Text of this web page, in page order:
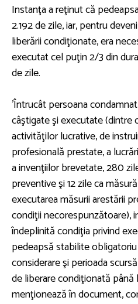
Instanţa a reţinut că
2.192 de zile, iar, pentru
liberării condiţionate, era
executat cel puţin 2/3 din
de zile.
'Întrucât persoana
câştigate şi executate (dintre
activităţilor lucrative, de
profesională prestate, a
a invenţiilor brevetate, 280
preventive şi 12 zile ca
executarea măsurii arestării
condiţii necorespunzătoare),
îndeplinită condiţia privind
pedeapsă stabilite
considerare şi perioada
de liberare condiţionată
menţionează în document,